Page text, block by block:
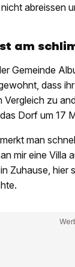
abreissen
am
Gemeinde
dass
zu
Dorf um 17
man
mir eine Villa
Zuhause, hier